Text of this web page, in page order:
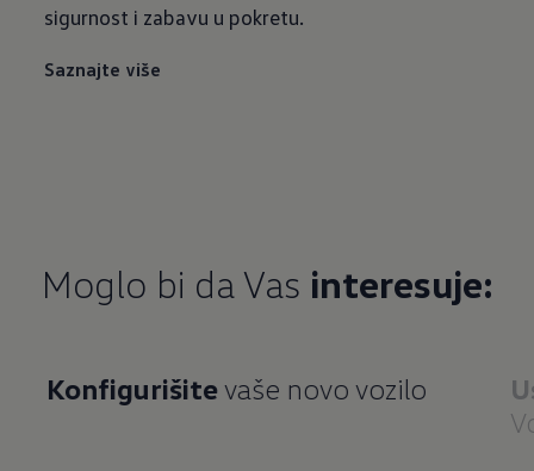
sigurnost i zabavu u pokretu.
Saznajte više
Moglo bi da Vas interesuje:
Konfigurišitevaše novo vozilo